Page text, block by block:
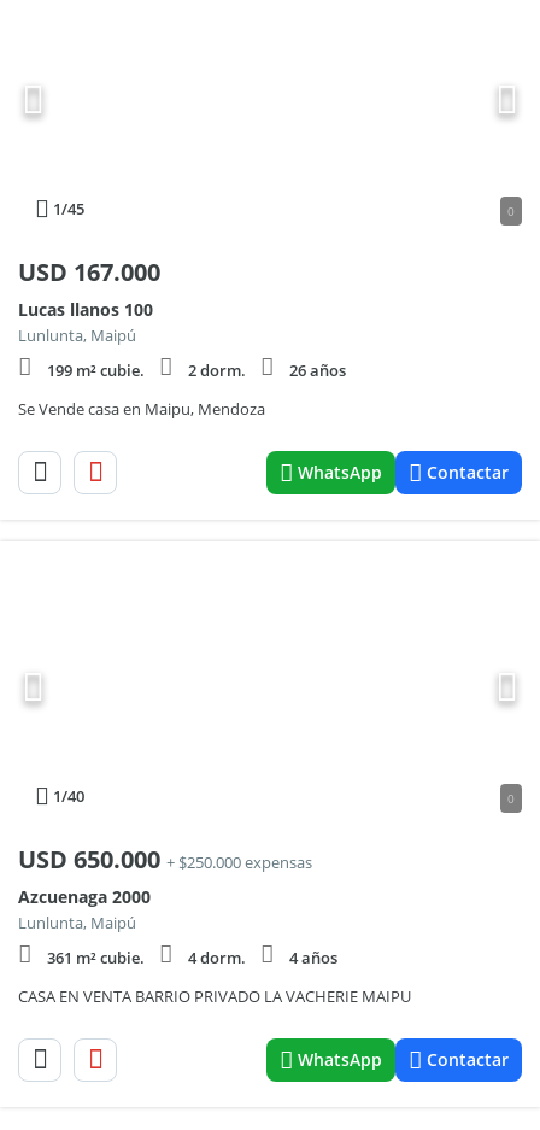
1/45 0
USD 167.000
Lucas llanos 100
Lunlunta, Maipú
199 m² cubie.
2 dorm.
26 años
Se Vende casa en Maipu, Mendoza
WhatsApp Contactar
1/40 0
USD 650.000 + $250.000 expensas
Azcuenaga 2000
Lunlunta, Maipú
361 m² cubie.
4 dorm.
4 años
CASA EN VENTA BARRIO PRIVADO LA VACHERIE MAIPU
WhatsApp Contactar